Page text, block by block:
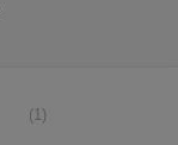
(1)